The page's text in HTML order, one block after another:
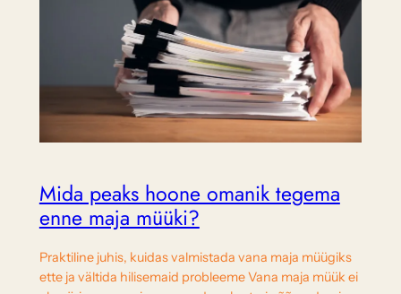
Mida peaks hoone omanik tegema
enne maja müüki?
Praktiline juhis, kuidas valmistada vana maja müügiks
ette ja vältida hilisemaid probleeme Vana maja müük ei